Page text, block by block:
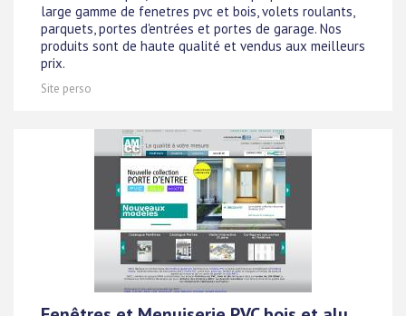
large gamme de fenetres pvc et bois, volets roulants,
parquets, portes d'entrées et portes de garage. Nos
produits sont de haute qualité et vendus aux meilleurs
prix.
Site perso